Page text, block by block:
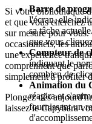
Si votre bibliothèque
et que vous cherchez
sur mesure pour
occasionnels, les
une expérience
comprennent que
simplement à profiter
Plongez dès
laissez le Capybara
Barre de
l'écran, elle
sa tâche
que vous
Compteur de
indiquant le
combien de
Animation du
réagira et
fournissant un